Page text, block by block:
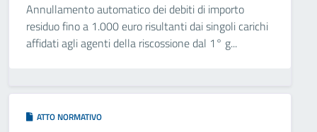
Annullamento automatico dei debiti di importo
residuo fino a 1.000 euro risultanti dai singoli carichi
affidati agli agenti della riscossione dal 1° g...
ATTO NORMATIVO